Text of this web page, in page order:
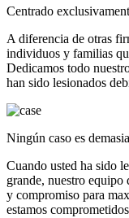
Centrado
A diferencia de otras
individuos y familias
Dedicamos todo
han sido lesionados
Ningún caso es
Cuando usted ha sido
grande, nuestro
y compromiso para
estamos